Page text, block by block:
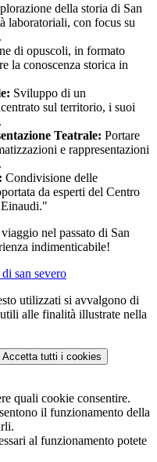
della storia di San
laboratoriali, con focus su
di opuscoli, in formato
la conoscenza storica in
Sviluppo di un
sul territorio, i suoi
Teatrale: Portare
e rappresentazioni
Condivisione delle
da esperti del Centro
nel passato di San
indimenticabile!
san severo
utilizzati si avvalgono di
alle finalità illustrate nella
Accetta tutti i cookies
quali cookie consentire.
il funzionamento della
al funzionamento potete